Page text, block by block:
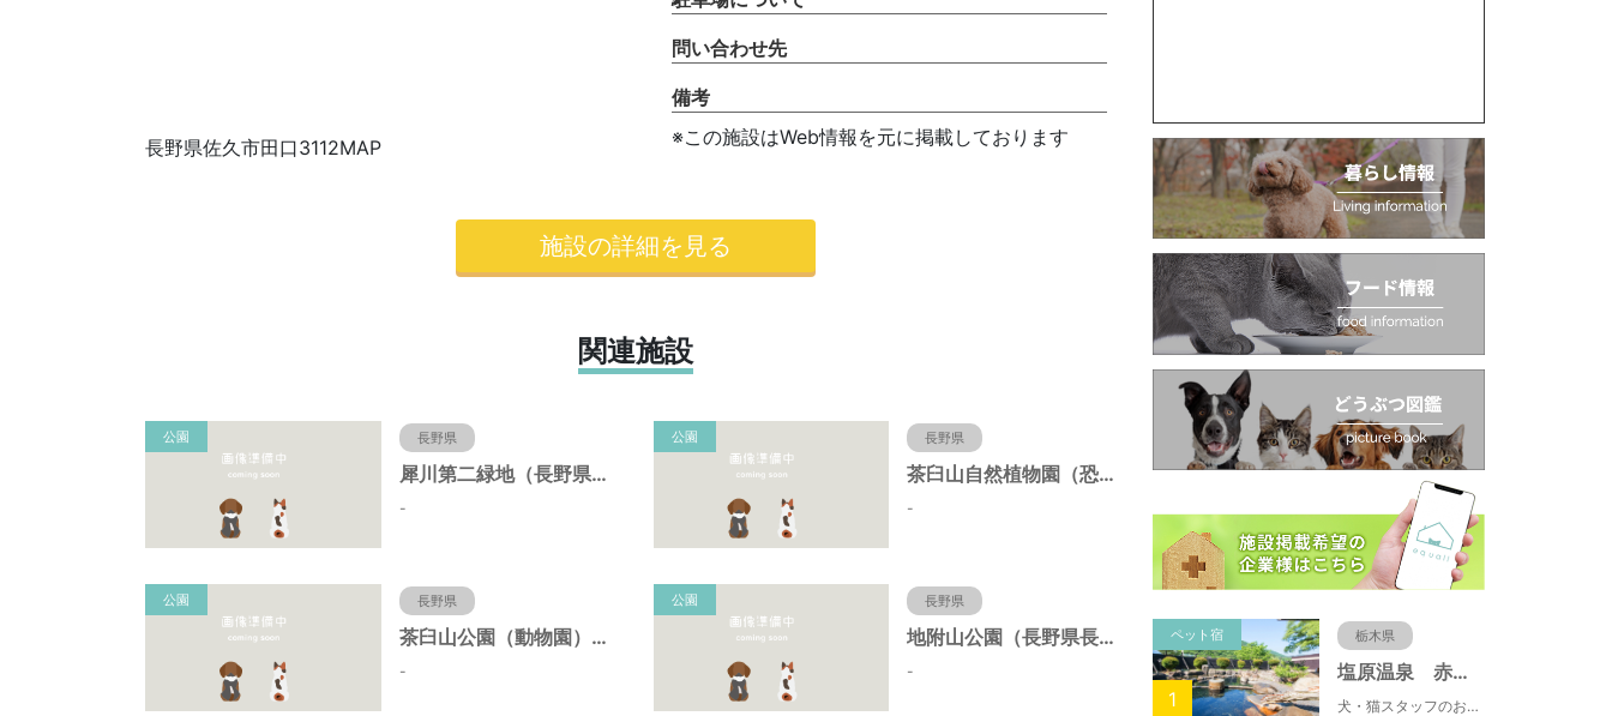
長野県佐久市田口3112MAP
問い合わせ先
備考
※この施設はWeb情報を元に掲載しております
施設の詳細を見る
関連施設
公園 長野県
犀川第二緑地（長野県長野市）
-
公園 長野県
茶臼山自然植物園（恐竜園）（長野県長野市）
-
公園 長野県
茶臼山公園（動物園）（長野県長野市）
-
公園 長野県
地附山公園（長野県長野市）
-
ペット宿 栃木県
塩原温泉 赤沢温泉旅館
犬・猫スタッフのおもてニャしが魅力のひとつ♪大自然に囲まれた隠れ家的宿で癒やしの休日を。
1